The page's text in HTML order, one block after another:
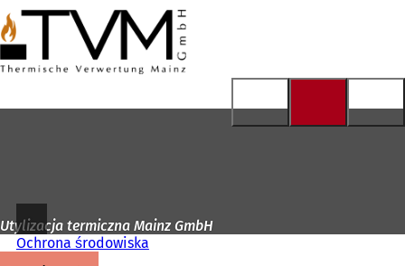
Przejdź do treści
Do
strony
głównej
Utylizacja termiczna Mainz GmbH
Ochrona środowiska